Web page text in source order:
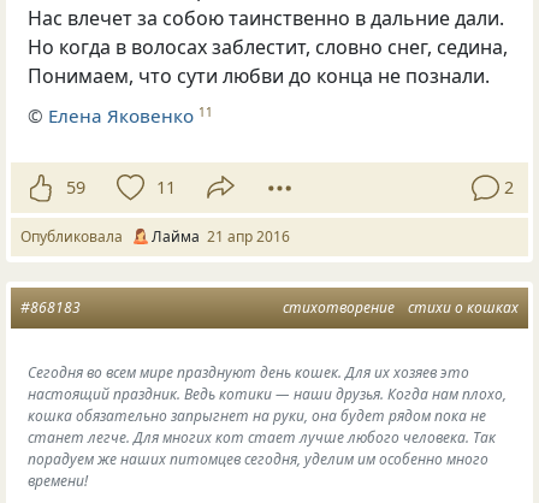
Нас влечет за собою таинственно в дальние дали.
Но когда в волосах заблестит, словно снег, седина,
Понимаем, что сути любви до конца не познали.
© Елена Яковенко 11
59 11 2
Опубликовала Лайма 21 апр 2016
стихотворение стихи о кошках
#868183
Сегодня во всем мире празднуют день кошек. Для их хозяев это
настоящий праздник. Ведь котики — наши друзья. Когда нам плохо,
кошка обязательно запрыгнет на руки, она будет рядом пока не
станет легче. Для многих кот стает лучше любого человека. Так
порадуем же наших питомцев сегодня, уделим им особенно много
времени!